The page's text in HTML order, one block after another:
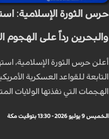
حرس الثورة الإسلامية:
والبحرين رداً على الهجوم
أعلن حرس الثورة الإسلامية،
التابعة للقواعد العسكرية
الهجمات التي نفذتها الولايات
الخميس 9 يوليو 2026 - 13:30 بتوقيت مكة